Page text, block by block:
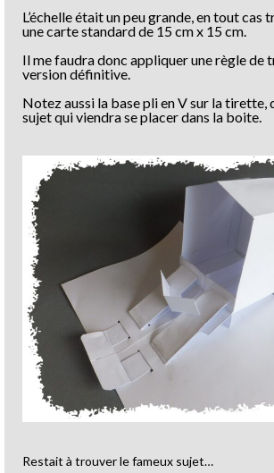
L’échelle était un peu grande, en tout cas
une carte standard de 15 cm x 15 cm.
Il me faudra donc appliquer une règle de
version définitive.
Notez aussi la base pli en V sur la tirette,
sujet qui viendra se placer dans la boite.
Restait à trouver le fameux sujet…